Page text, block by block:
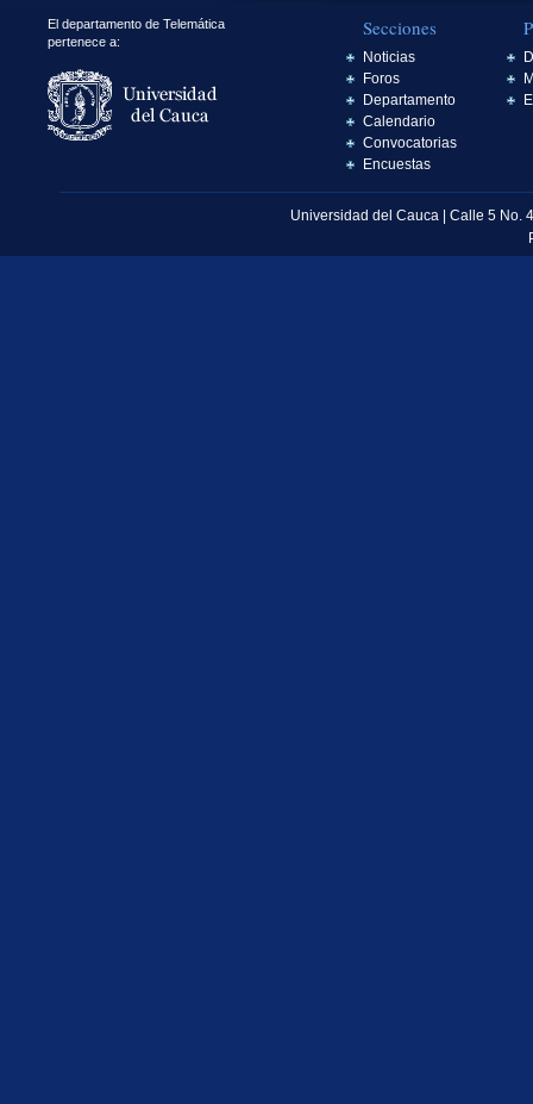
El departamento de Telemática
pertenece a:
Secciones
Noticias
Foros
Departamento
Calendario
Convocatorias
Encuestas
Universidad del Cauca | Calle 5 No.